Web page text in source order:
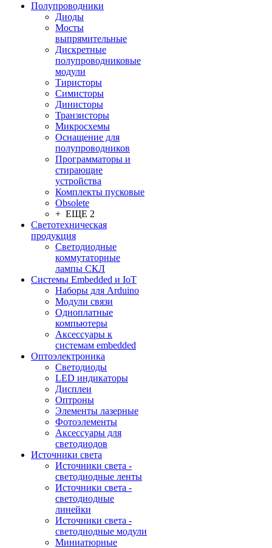
Полупроводники
Диоды
Мосты
выпрямительные
Дискретные
полупроводниковые
модули
Тиристоры
Симисторы
Динисторы
Транзисторы
Микросхемы
Оснащение для
полупроводников
Программаторы и
стирающие
устройства
Комплекты пусковые
Obsolete
+ ЕЩЕ 2
Светотехническая
продукция
Светодиодные
коммутаторные
лампы СКЛ
Системы Embedded и IoT
Наборы для Arduino
Модули связи
Одноплатные
компьютеры
Аксессуары к
системам embedded
Oптоэлектроника
Светодиоды
LED индикаторы
Дисплеи
Оптроны
Элементы лазерные
Фотоэлементы
Аксессуары для
светодиодов
Источники света
Источники света -
светодиодные ленты
Источники света -
светодиодные
линейки
Источники света -
светодиодные модули
Миниатюрные